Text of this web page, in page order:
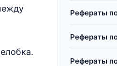
Рефераты
Рефераты
Рефераты